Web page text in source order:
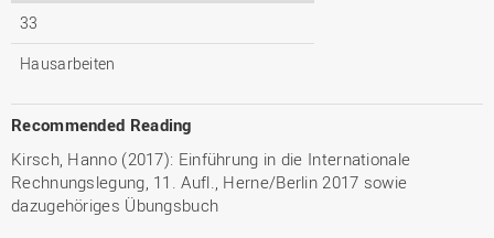
33
Hausarbeiten
Recommended Reading
Kirsch, Hanno (2017): Einführung in die Internationale
Rechnungslegung, 11. Aufl., Herne/Berlin 2017 sowie
dazugehöriges Übungsbuch